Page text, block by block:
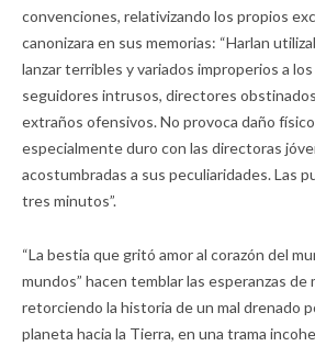
convenciones, relativizando los propios
canonizara en sus memorias: “Harlan
lanzar terribles y variados improperios a
seguidores intrusos, directores
extraños ofensivos. No provoca daño
especialmente duro con las directoras
acostumbradas a sus peculiaridades. Las
tres minutos”.
“La bestia que gritó amor al corazón del
mundos” hacen temblar las esperanzas de
retorciendo la historia de un mal drenado
planeta hacia la Tierra, en una trama